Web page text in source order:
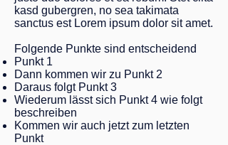
kasd gubergren, no sea takimata
sanctus est Lorem ipsum dolor sit amet.
Folgende Punkte sind entscheidend
Punkt 1
Dann kommen wir zu Punkt 2
Daraus folgt Punkt 3
Wiederum lässt sich Punkt 4 wie folgt
beschreiben
Kommen wir auch jetzt zum letzten
Punkt